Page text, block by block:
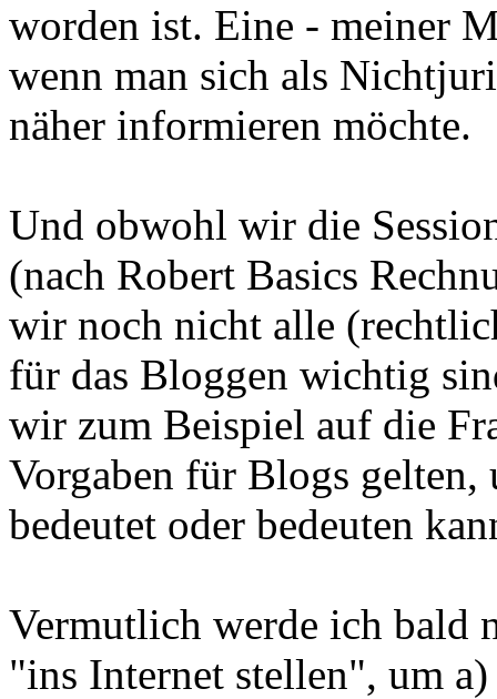
worden ist. Eine - meiner
wenn man sich als
näher informieren möchte.
Und obwohl wir die
(nach Robert Basics
wir noch nicht alle
für das Bloggen wichtig
wir zum Beispiel auf die
Vorgaben für Blogs gelten,
bedeutet oder bedeuten
Vermutlich werde ich bald
"ins Internet stellen", um